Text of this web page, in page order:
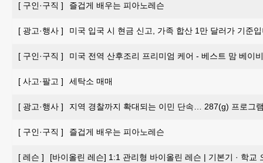
[ 구인·구직 ] 즐겁게 배우는 피아노레슨
[ 광고·행사 ] 미국 입국 시 현금 신고, 가족 합산 1만 달러가 기준
[ 구인·구직 ] 미국 전역 산후조리 프리미엄 케어 - 베스트 맘 베이
[ 사고·팔고 ] 세탁소 매매
[ 광고·행사 ] 지역 경찰까지 확대되는 이민 단속… 287(g) 프로그
[ 구인·구직 ] 즐겁게 배우는 피아노레슨
[ 레슨 ] [바이올린 레슨] 1:1 관리형 바이올린 레슨 | 기본기 · 학